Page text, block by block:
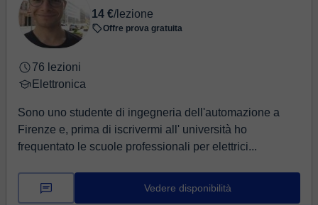
14 €/lezione
Offre prova gratuita
76 lezioni
Elettronica
Sono uno studente di ingegneria dell'automazione a
Firenze e, prima di iscrivermi all' università ho
frequentato le scuole professionali per elettrici...
Vedere disponibilità